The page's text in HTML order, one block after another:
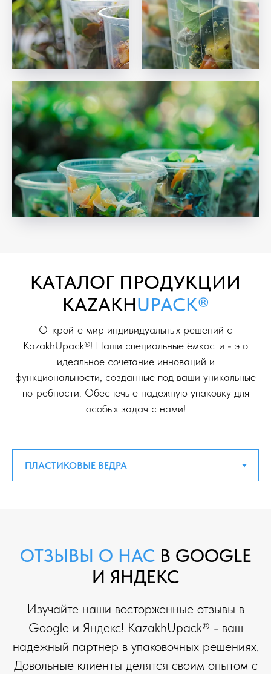
KAТАЛОГ ПРОДУКЦИИ
KAZAKHUPACK®
Откройте мир индивидуальных решений с
KazakhUpack®! Наши специальные ёмкости - это
идеальное сочетание инноваций и
функциональности, созданные под ваши уникальные
потребности. Обеспечьте надежную упаковку для
особых задач с нами!
ОТЗЫВЫ О НАСВ GOOGLE
И ЯНДЕКС
Изучайте наши восторженные отзывы в
Google и Яндекс! KazakhUpack® - ваш
надежный партнер в упаковочных решениях.
Довольные клиенты делятся своим опытом с